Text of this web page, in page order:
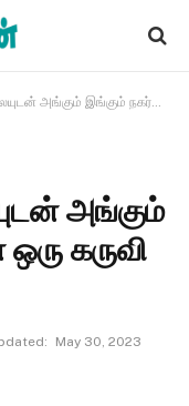
இங்கும் நகர்வதற்கான ஒரு கருவி புர்கா
அங்கும்
கருவி
May 30, 2023